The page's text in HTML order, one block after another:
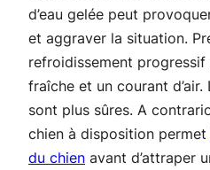
d’eau gelée peut
et aggraver la situation.
refroidissement progressif
fraîche et un courant d’air.
sont plus sûres. A
chien à disposition permet
du chien avant d’attraper